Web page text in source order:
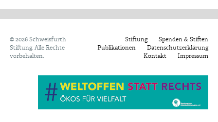
© 2026 Schweisfurth
Stiftung. Alle Rechte
vorbehalten.
Stiftung
Spenden & Stiften
Publikationen
Datenschutzerklärung
Kontakt
Impressum